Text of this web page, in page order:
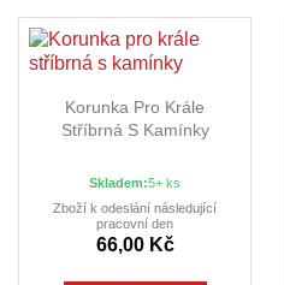
Korunka Pro Krále
Stříbrná S Kamínky
Skladem:5+ ks
Zboží k odeslání následující
pracovní den
66,00 Kč